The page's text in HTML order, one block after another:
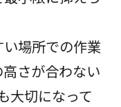
い場所での作業
高さが合わない
大切になって